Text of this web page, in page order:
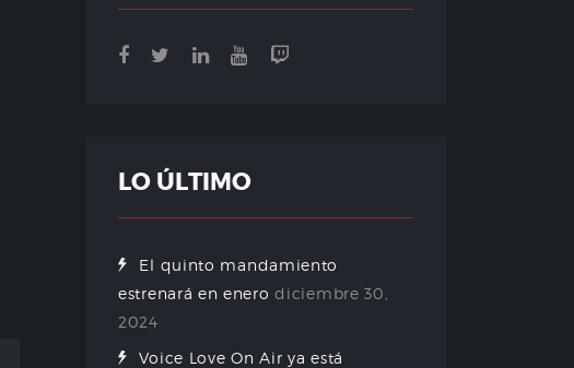
LO ÚLTIMO
El quinto mandamiento
estrenará en enero diciembre 30,
2024
Voice Love On Air ya está